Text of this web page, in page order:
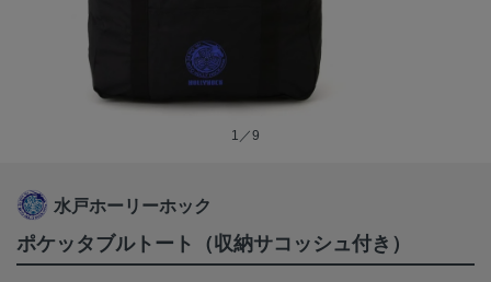
1／9
水戸ホーリーホック
ポケッタブルトート（収納サコッシュ付き）